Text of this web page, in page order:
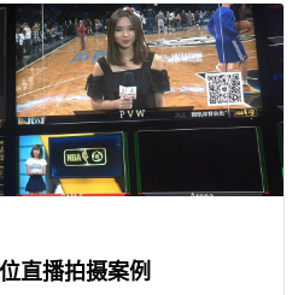
直播拍摄案例